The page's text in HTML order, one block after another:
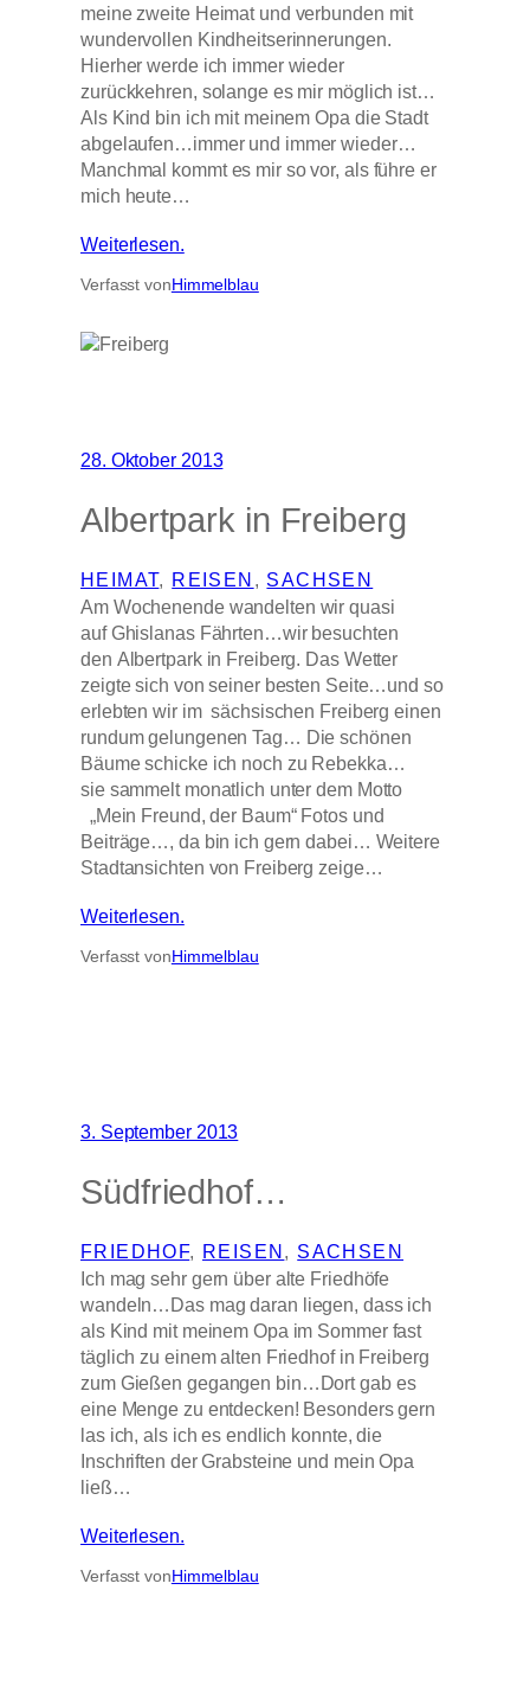
meine zweite Heimat und verbunden mit
wundervollen Kindheitserinnerungen.
Hierher werde ich immer wieder
zurückkehren, solange es mir möglich ist…
Als Kind bin ich mit meinem Opa die Stadt
abgelaufen…immer und immer wieder…
Manchmal kommt es mir so vor, als führe er
mich heute…
Weiterlesen.
Verfasst vonHimmelblau
28. Oktober 2013
Albertpark in Freiberg
HEIMAT, REISEN , SACHSEN
Am Wochenende wandelten wir quasi
auf Ghislanas Fährten…wir besuchten
den Albertpark in Freiberg. Das Wetter
zeigte sich von seiner besten Seite…und so
erlebten wir im sächsischen Freiberg einen
rundum gelungenen Tag… Die schönen
Bäume schicke ich noch zu Rebekka…
sie sammelt monatlich unter dem Motto
„Mein Freund, der Baum“ Fotos und
Beiträge…, da bin ich gern dabei… Weitere
Stadtansichten von Freiberg zeige…
Weiterlesen.
Verfasst vonHimmelblau
3. September 2013
Südfriedhof…
FRIEDHOF, REISEN , SACHSEN
Ich mag sehr gern über alte Friedhöfe
wandeln…Das mag daran liegen, dass ich
als Kind mit meinem Opa im Sommer fast
täglich zu einem alten Friedhof in Freiberg
zum Gießen gegangen bin…Dort gab es
eine Menge zu entdecken! Besonders gern
las ich, als ich es endlich konnte, die
Inschriften der Grabsteine und mein Opa
ließ…
Weiterlesen.
Verfasst vonHimmelblau